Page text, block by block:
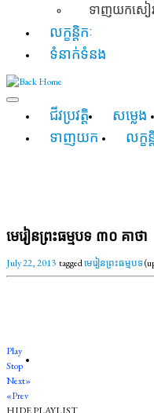
ទាញយកសៀ
លក្ខន្តិកៈ
ទំនាក់ទំនង
ជីវប្រវត្តិ សម្លេង
ទាញយក
លក្ខន្
មេរៀនព្រះធម្មបទ ៣០ គាថា
July 22, 2013 taggedមេរៀនព្រះធម្មបទ
Play
Stop
Next»
«Prev